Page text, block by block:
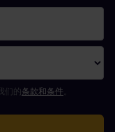
们的条款和条件